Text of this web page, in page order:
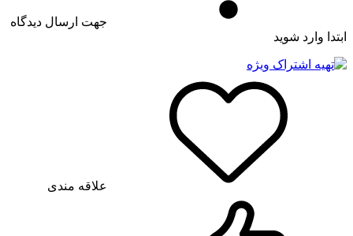
جهت ارسال دیدگاه
ابتدا وارد شوید
علاقه مندی